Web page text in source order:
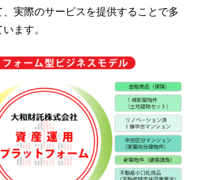
実際のサービスを提供することで多
ます。